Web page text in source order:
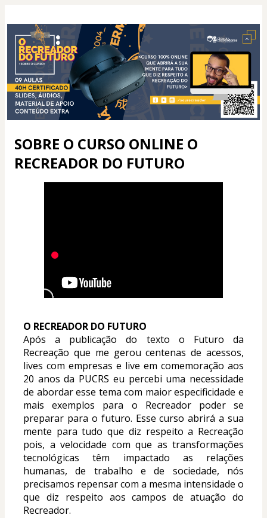
SOBRE O CURSO ONLINE O
RECREADOR DO FUTURO
O RECREADOR DO FUTURO
Após a publicação do texto o Futuro da
Recreação que me gerou centenas de acessos,
lives com empresas e live em comemoração aos
20 anos da PUCRS eu percebi uma necessidade
de abordar esse tema com maior especificidade e
mais exemplos para o Recreador poder se
preparar para o futuro. ​Esse curso abrirá a sua
mente para tudo que diz respeito a Recreação
pois, a velocidade com que as transformações
tecnológicas têm impactado as relações
humanas, de trabalho e de sociedade, nós
precisamos repensar com a mesma intensidade o
que diz respeito aos campos de atuação do
Recreador.